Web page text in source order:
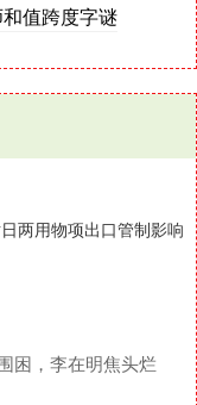
值跨度字谜
两用物项出口管制影响
困，李在明焦头烂